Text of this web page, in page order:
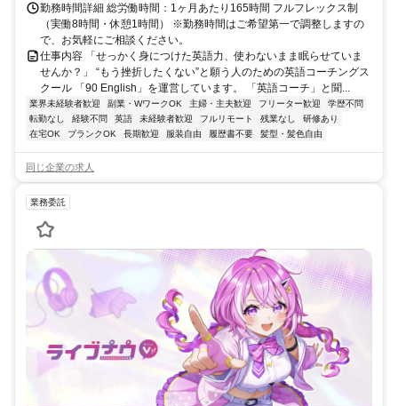
勤務時間詳細 総労働時間：1ヶ月あたり165時間 フルフレックス制
（実働8時間・休憩1時間） ※勤務時間はご希望第一で調整しますの
で、お気軽にご相談ください。
仕事内容 「せっかく身につけた英語力、使わないまま眠らせていま
せんか？」 “もう挫折したくない”と願う人のための英語コーチングス
クール 「90 English」を運営しています。 「英語コーチ」と聞...
業界未経験者歓迎 副業・WワークOK 主婦・主夫歓迎 フリーター歓迎
学歴不問
転勤なし
経験不問 英語 未経験者歓迎 フルリモート 残業なし
研修あり
在宅OK
ブランクOK 長期歓迎 服装自由 履歴書不要 髪型・髪色自由
同じ企業の求人
業務委託